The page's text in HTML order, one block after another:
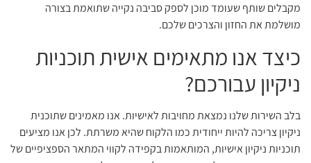
מקבלים שותף שעומד מוכן לספק סביבה נקייה שתואמת בצורה
מושלמת את החזון והצרכים שלכם.
כיצד אנו מתאימים אישית תוכניות
ניקיון עבורכם?
בלב השירות שלנו נמצאת מחויבות לאישיות. אנו מאמינים שתוכנית
ניקיון צריכה להיות ייחודית כמו הלקוח שהיא משרתת. לכן אנו מציעים
תוכניות ניקיון אישיות, המותאמות בקפידה לקווי המתאר הספציפיים של